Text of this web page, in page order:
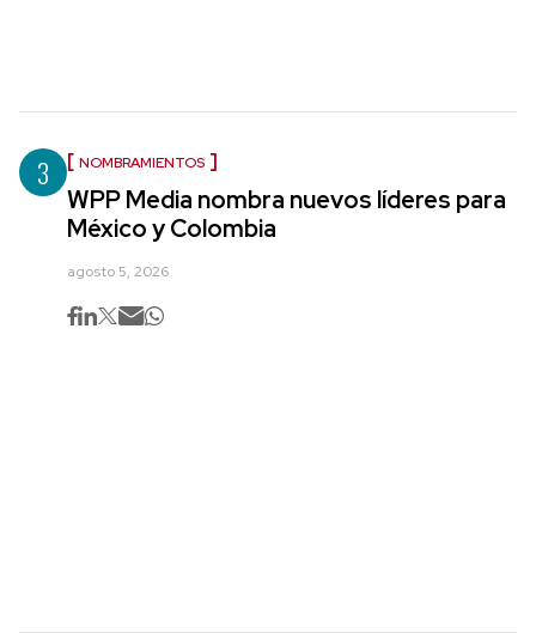
3 NOMBRAMIENTOS
WPP Media nombra nuevos líderes para
México y Colombia
agosto 5, 2026